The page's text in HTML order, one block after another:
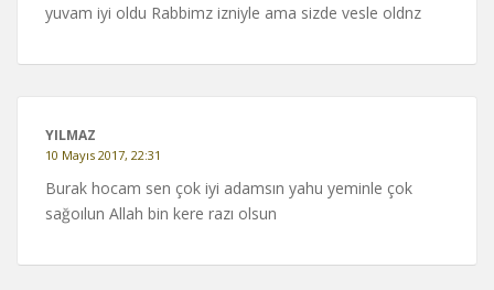
yuvam iyi oldu Rabbimz izniyle ama sizde vesle oldnz
YILMAZ
10 Mayıs 2017, 22:31
Burak hocam sen çok iyi adamsın yahu yeminle çok
sağoılun Allah bin kere razı olsun